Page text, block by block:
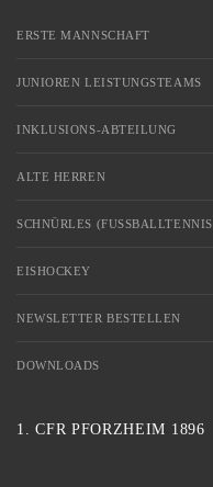
ERSTE MANNSCHAFT
JUNIOREN LEISTUNGSTEAMS
INKLUSIONS-ABTEILUNG
ALTE HERREN
SCHNÜRLES (FUSSBALLTENNIS)
EISHOCKEY
NEWSLETTER BESTELLEN
DOWNLOADS
1. CFR PFORZHEIM 1896